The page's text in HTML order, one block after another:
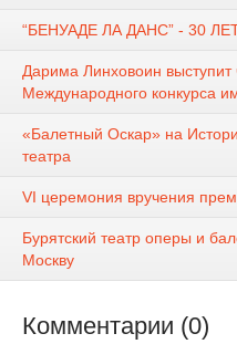
“БЕНУАДЕ ЛА ДАНС” - 30
Дарима Линховоин
Международного конкурса
«Балетный Оскар» на
театра
VI церемония вручения
Бурятский театр оперы и
Москву
Комментарии (0)